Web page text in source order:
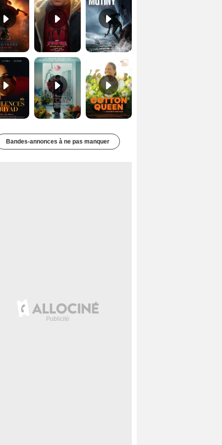
Les Silences de Riyad Bande-annonce VO STFR Cotton Queen Bande-annonce VO STFR
Bandes-annonces à ne pas manquer